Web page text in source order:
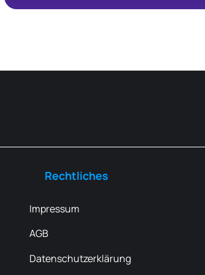
Rechtliches
Impressum
AGB
Datenschutzerklärung